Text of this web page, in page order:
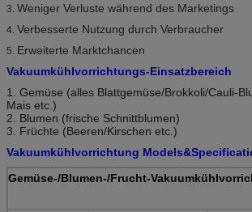
3. Weniger Verluste während des Marketings
4. Verbesserte Nutzung durch Verbraucher
5. Erweiterte Marktchancen
Vakuumkühlvorrichtungs-Einsatzbereich
1. Gemüse (alles Blattgemüse/Brokkoli/Cauli-
Mais etc.)
2. Blumen (frische Schnittblumen)
3. Früchte (Beeren/Kirschen etc.)
Vakuumkühlvorrichtung
Gemüse-/Blumen-/Frucht-